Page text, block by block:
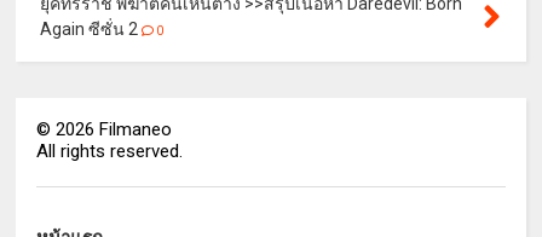
Again ซีซั่น 2
0
©2026 Filmaneo
All rights reserved.